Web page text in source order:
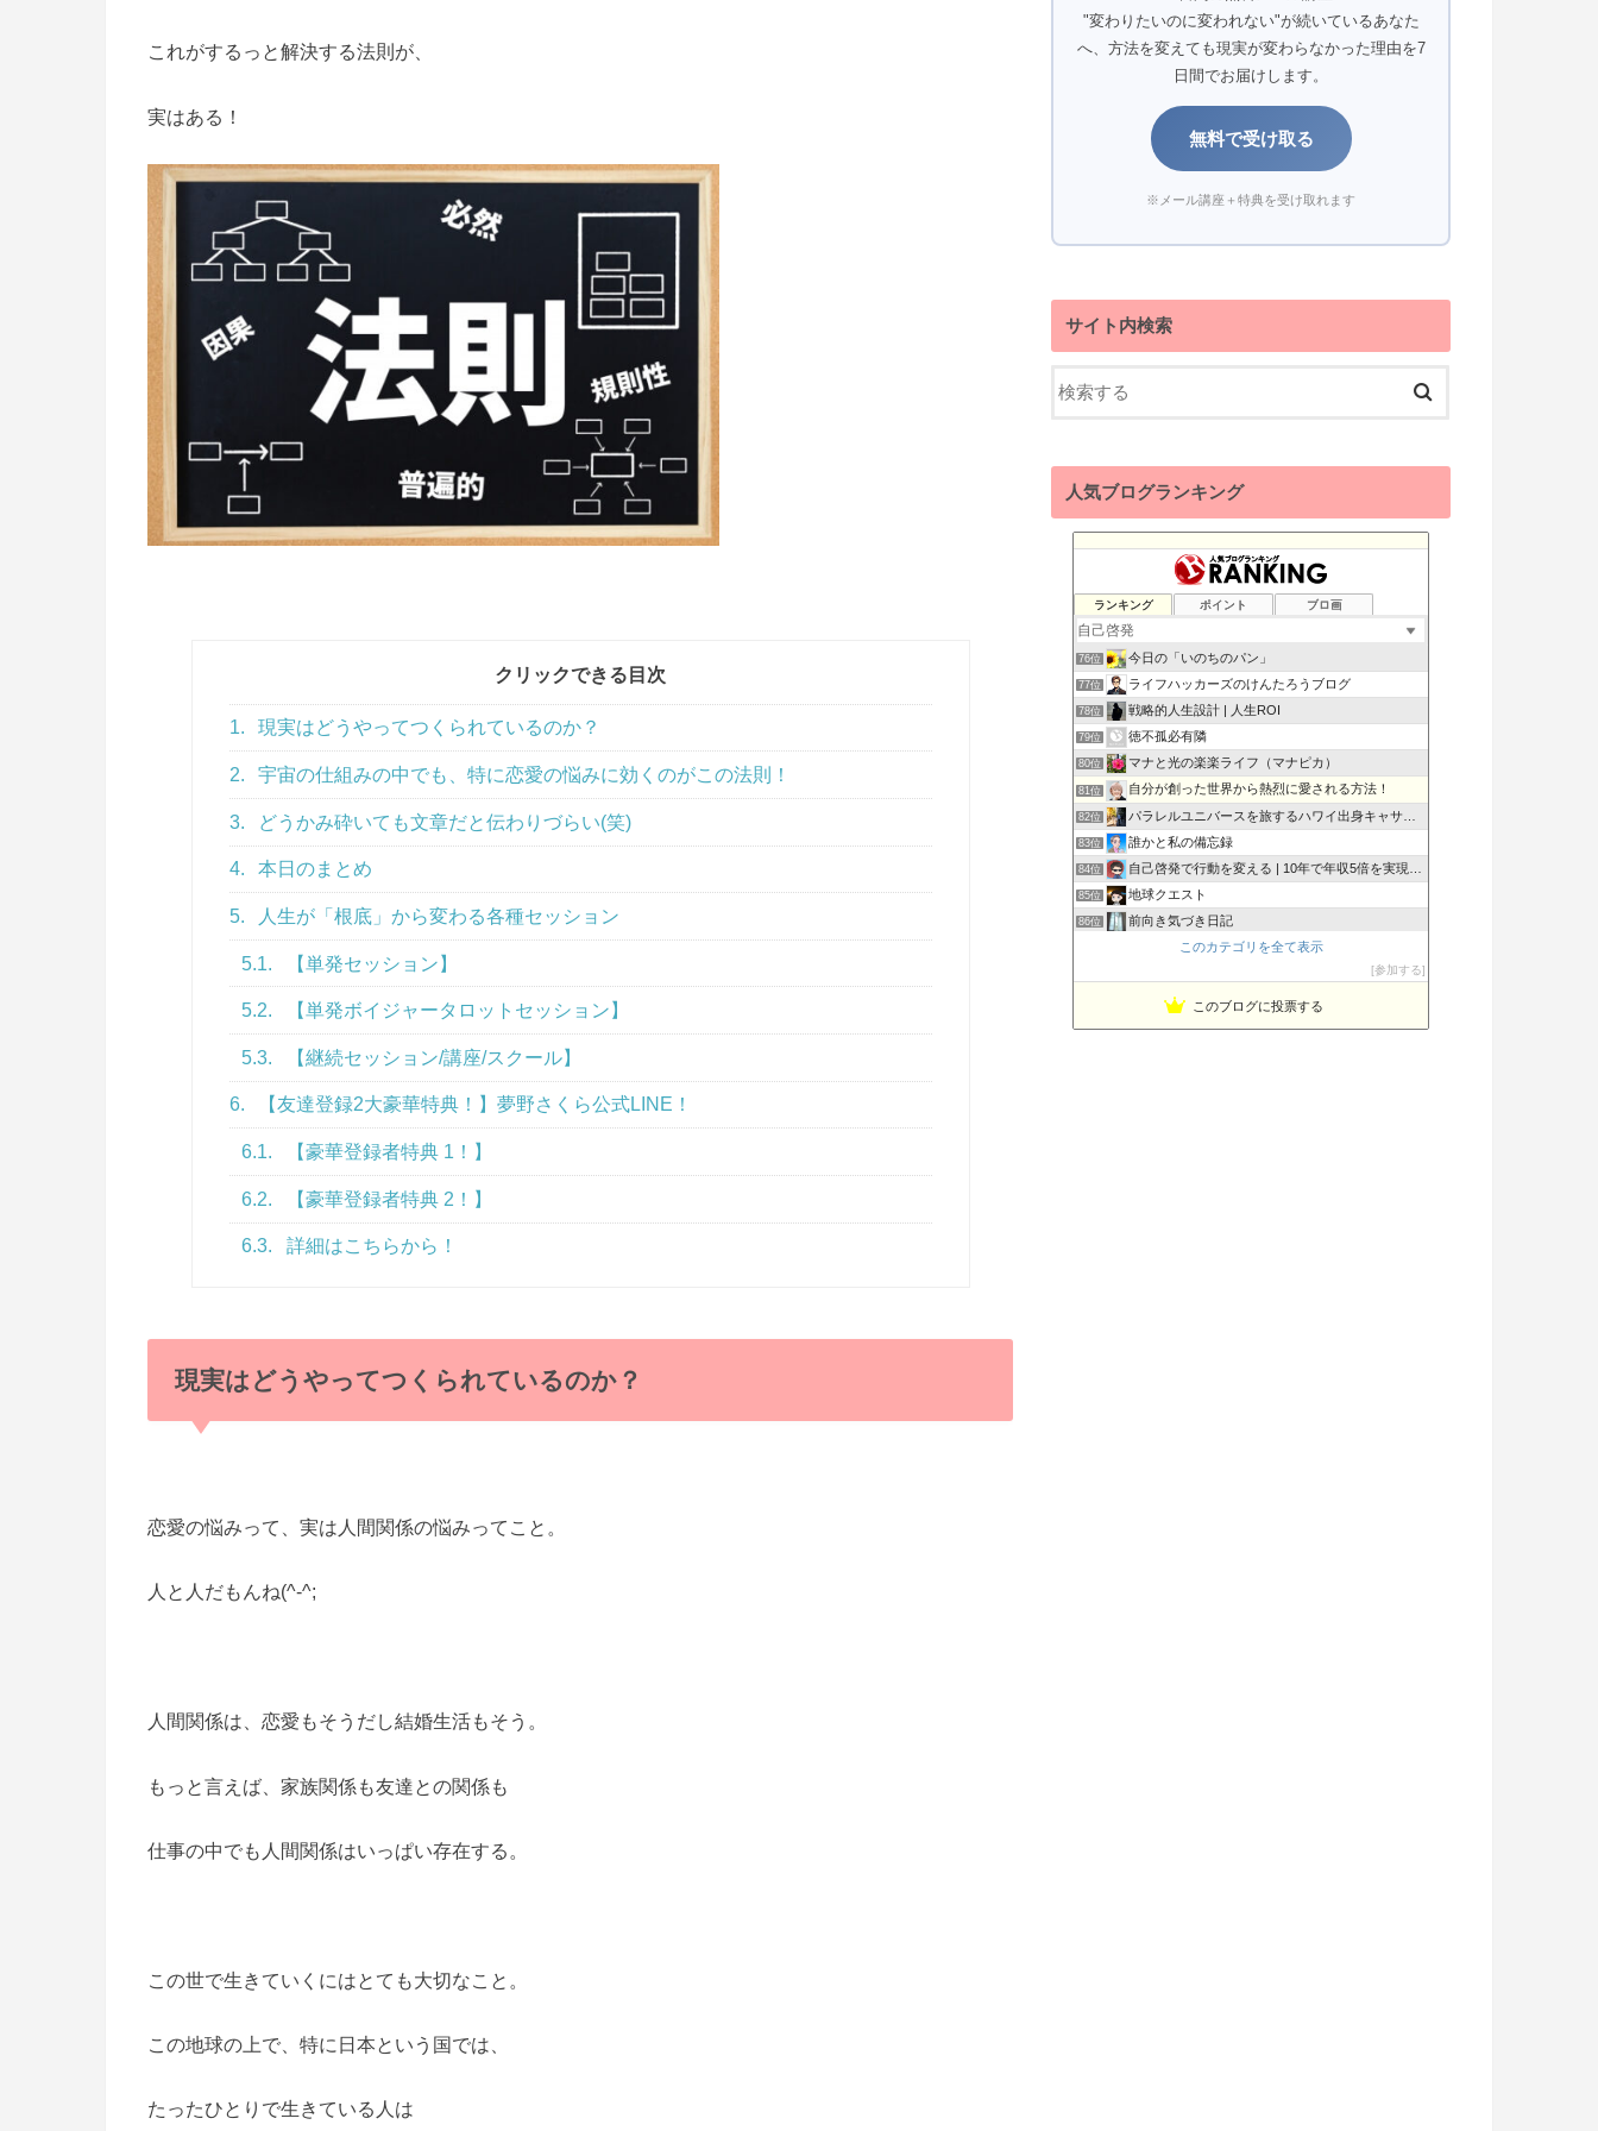
これがするっと解決する法則が、
実はある！
クリックできる目次
1. 現実はどうやってつくられているのか？
2. 宇宙の仕組みの中でも、特に恋愛の悩みに効くのがこの法則！
3. どうかみ砕いても文章だと伝わりづらい(笑)
4. 本日のまとめ
5. 人生が「根底」から変わる各種セッション
5.1. 【単発セッション】
5.2. 【単発ボイジャータロットセッション】
5.3. 【継続セッション/講座/スクール】
6. 【友達登録2大豪華特典！】夢野さくら公式LINE！
6.1. 【豪華登録者特典 1！】
6.2. 【豪華登録者特典 2！】
6.3. 詳細はこちらから！
現実はどうやってつくられているのか？
恋愛の悩みって、実は人間関係の悩みってこと。
人と人だもんね(^-^;
人間関係は、恋愛もそうだし結婚生活もそう。
もっと言えば、家族関係も友達との関係も
仕事の中でも人間関係はいっぱい存在する。
この世で生きていくにはとても大切なこと。
この地球の上で、特に日本という国では、
たったひとりで生きている人は
"変わりたいのに変われない"が続いているあなた
へ、方法を変えても現実が変わらなかった理由を7
日間でお届けします。
無料で受け取る
※メール講座＋特典を受け取れます
サイト内検索
人気ブログランキング
ランキング ポイント ブロ画
74位 まるのモノマニア｜MONO LOVE!
75位 マルマルライフ| やりたいこと中心のライフスタイル
76位 今日の「いのちのパン」
77位 ライフハッカーズのけんたろうブログ
78位 戦略的人生設計 | 人生ROI
79位 徳不孤必有隣
80位 マナと光の楽楽ライフ（マナピカ）
81位 自分が創った世界から熱烈に愛される方法！
82位 パラレルユニバースを旅するハワイ出身キャサリンの旅行ガイド
83位 誰かと私の備忘録
84位 自己啓発で行動を変える | 10年で年収5倍を実現した方法
85位 地球クエスト
86位 前向き気づき日記
和風引き寄せ日記このカテゴリを全て表示
参加する
このブログに投票する